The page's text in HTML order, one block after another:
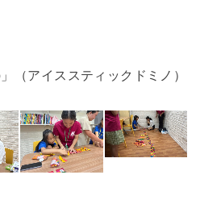
（アイススティックドミノ）